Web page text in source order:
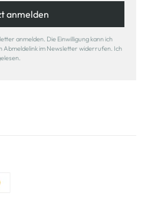
anmelden
anmelden. Die Einwilligung kann ich
Abmeldelink im Newsletter widerrufen. Ich